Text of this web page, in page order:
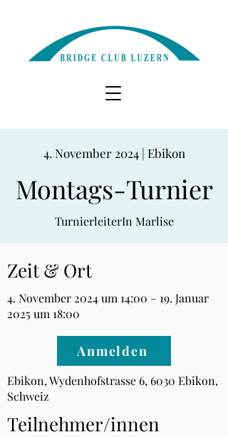
4. November 2024 | Ebikon
Montags-Turnier
TurnierleiterIn Marlise
Zeit & Ort
4. November 2024 um 14:00 – 19. Januar
2025 um 18:00
Anmelden
Ebikon, Wydenhofstrasse 6, 6030 Ebikon,
Schweiz
Teilnehmer/innen